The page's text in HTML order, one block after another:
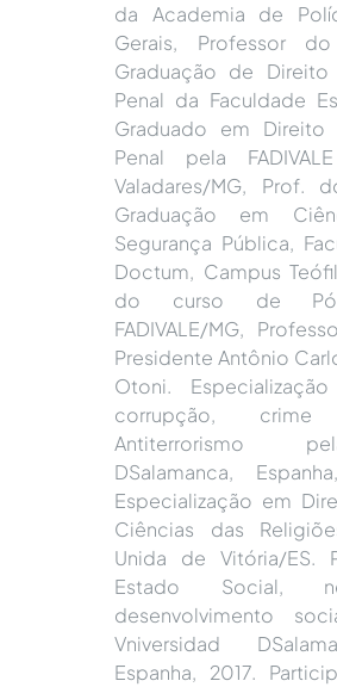
da Academia de
Gerais, Professor
Graduação de
Penal da Faculdade
Graduado em Direito
Penal pela
Valadares/MG, Prof.
Graduação em
Segurança Pública,
Doctum, Campus
do curso de
FADIVALE/MG,
Presidente Antônio
Otoni.
corrupção,
Antiterrorismo
DSalamanca,
Especialização em
Ciências das
Unida de Vitória/ES.
Estado Social,
desenvolvimento
Vniversidad
Espanha, 2017.